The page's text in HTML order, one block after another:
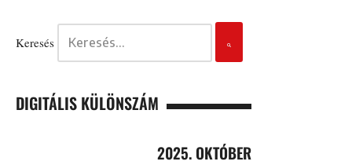
Keresés
DIGITÁLIS KÜLÖNSZÁM
2025. OKTÓBER